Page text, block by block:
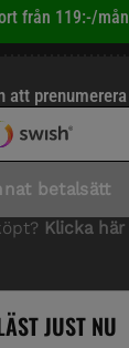
från 119:-/mån
JUST NU